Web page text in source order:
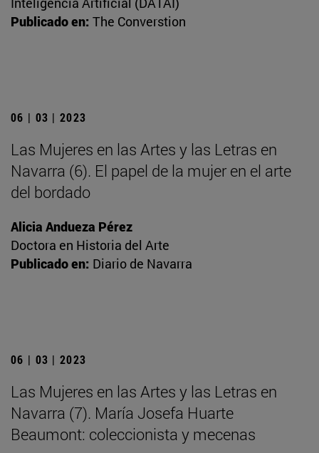
Publicado en: The Converstion
06 | 03 | 2023
Las Mujeres en las Artes y las Letras en
Navarra (6). El papel de la mujer en el arte
del bordado
Alicia Andueza Pérez
Doctora en Historia del Arte
Publicado en: Diario de Navarra
06 | 03 | 2023
Las Mujeres en las Artes y las Letras en
Navarra (7). María Josefa Huarte
Beaumont: coleccionista y mecenas